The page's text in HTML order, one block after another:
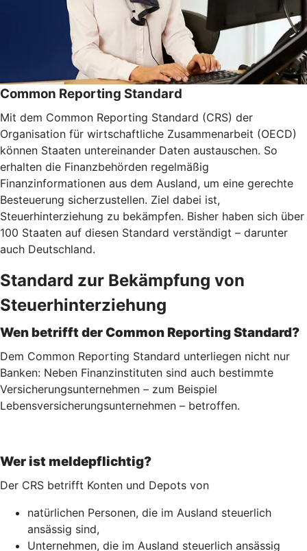
Common Reporting Standard
Mit dem Common Reporting Standard (CRS) der
Organisation für wirtschaftliche Zusammenarbeit (OECD)
können Staaten untereinander Daten austauschen. So
erhalten die Finanzbehörden regelmäßig
Finanzinformationen aus dem Ausland, um eine gerechte
Besteuerung sicherzustellen. Ziel dabei ist,
Steuerhinterziehung zu bekämpfen. Bisher haben sich über
100 Staaten auf diesen Standard verständigt – darunter
auch Deutschland.
Standard zur Bekämpfung von
Steuerhinterziehung
Wen betrifft der Common Reporting Standard?
Dem Common Reporting Standard unterliegen nicht nur
Banken: Neben Finanzinstituten sind auch bestimmte
Versicherungsunternehmen – zum Beispiel
Lebensversicherungs­unternehmen – betroffen.
Wer ist meldepflichtig?
Der CRS betrifft Konten und Depots von
natürlichen Personen, die im Ausland steuerlich
ansässig sind,
Unternehmen, die im Ausland steuerlich ansässig